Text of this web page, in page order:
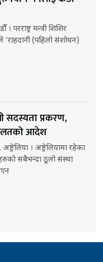
। परराष्ट्र मन्त्री शिशिर
(पहिलो संशोधन)
सदस्यता प्रकरण,
आदेश
। अष्ट्रेलियामा रहेका
सबैभन्दा ठूलो संस्था